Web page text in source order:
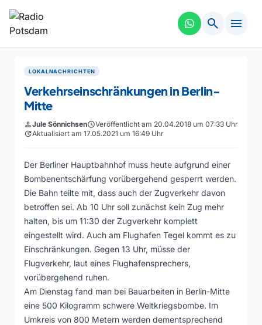
search menu
LOKALNACHRICHTEN
Verkehrseinschränkungen in Berlin-
Mitte
personJule SönnichsenscheduleVeröffentlicht am 20.04.2018 um 07:33 Uhr
updateAktualisiert am 17.05.2021 um 16:49 Uhr
Der Berliner Hauptbahnhof muss heute aufgrund einer
Bombenentschärfung vorübergehend gesperrt werden.
Die Bahn teilte mit, dass auch der Zugverkehr davon
betroffen sei. Ab 10 Uhr soll zunächst kein Zug mehr
halten, bis um 11:30 der Zugverkehr komplett
eingestellt wird. Auch am Flughafen Tegel kommt es zu
Einschränkungen. Gegen 13 Uhr, müsse der
Flugverkehr, laut eines Flughafensprechers,
vorübergehend ruhen.
Am Dienstag fand man bei Bauarbeiten in Berlin-Mitte
eine 500 Kilogramm schwere Weltkriegsbombe. Im
Umkreis von 800 Metern werden dementsprechend